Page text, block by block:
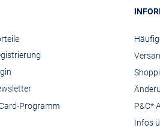
Programm
P&C*
Infos